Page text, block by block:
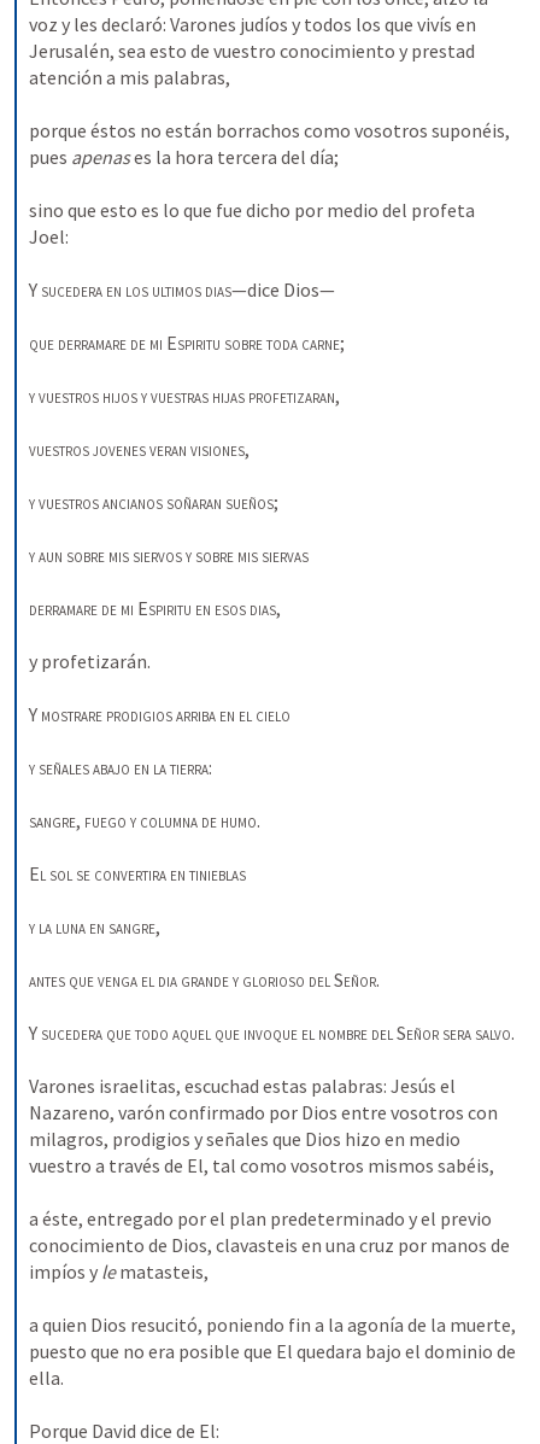
voz y les declaró: Varones judíos y todos los que vivís en
Jerusalén, sea esto de vuestro conocimiento y prestad
atención a mis palabras,
porque éstos no están borrachos como vosotros suponéis,
pues apenas es la hora tercera del día;
sino que esto es lo que fue dicho por medio del profeta
Joel:
Y sucedera en los ultimos dias—dice Dios—
que derramare de mi Espiritu sobre toda carne;
y vuestros hijos y vuestras hijas profetizaran,
vuestros jovenes veran visiones,
y vuestros ancianos soñaran sueños;
y aun sobre mis siervos y sobre mis siervas
derramare de mi Espiritu en esos dias,
y profetizarán.
Y mostrare prodigios arriba en el cielo
y señales abajo en la tierra:
sangre, fuego y columna de humo.
El sol se convertira en tinieblas
y la luna en sangre,
antes que venga el dia grande y glorioso delSeñor.
Y sucedera que todo aquel que invoque el nombre delSeñor sera salvo
Varones israelitas, escuchad estas palabras: Jesús el
Nazareno, varón confirmado por Dios entre vosotros con
milagros, prodigios y señales que Dios hizo en medio
vuestro a través de El, tal como vosotros mismos sabéis,
a éste, entregado por el plan predeterminado y el previo
conocimiento de Dios, clavasteis en una cruz por manos de
impíos y le matasteis,
a quien Dios resucitó, poniendo fin a la agonía de la muerte,
puesto que no era posible que El quedara bajo el dominio de
ella.
Porque David dice de El: